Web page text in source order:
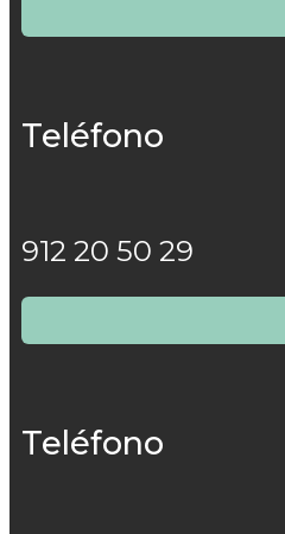
Teléfono
912 20 50 29
Teléfono